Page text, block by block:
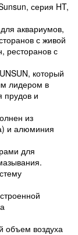
серия HT,
аквариумов,
с живой
ресторанов с
который
лидером в
прудов и
из
и алюминия
для
объем воздуха